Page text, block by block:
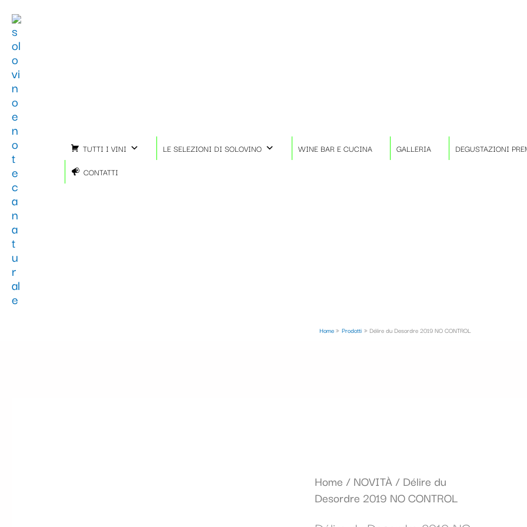
contenuto
TUTTI I VINI LE SELEZIONI DI SOLOVINO WINE BAR E CUCINA GALLERIA DEGUSTAZIONI
CONTATTI
Home Prodotti Délire du Desordre 2019 NO CONTROL
Home / NOVITÀ/ Délire du
Desordre 2019 NO CONTROL